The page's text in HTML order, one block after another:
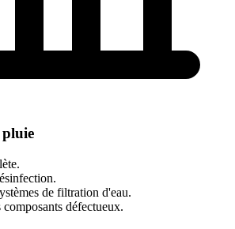
pluie
de filtration d'eau.
composants défectueux.